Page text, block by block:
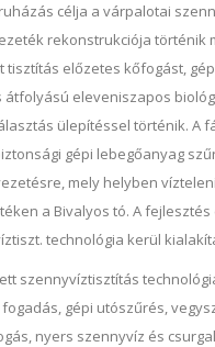
célja a várpalotai
rekonstrukciója történik
tisztítás előzetes kőfogást,
átfolyású eleveniszapos
ülepítéssel történik. A
gépi lebegőanyag
mely helyben
a Bivalyos tó. A
technológia kerül
szennyvíztisztítás
fogadás, gépi utószűrés,
nyers szennyvíz és